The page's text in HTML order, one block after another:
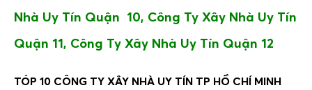
Nhà Uy Tín Quận 10, Công Ty Xây Nhà Uy Tín
Quận 11, Công Ty Xây Nhà Uy Tín Quận 12
TÓP 10 CÔNG TY XÂY NHÀ UY TÍN TP HỒ CHÍ MINH